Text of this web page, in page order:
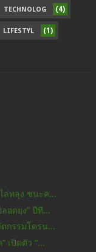
TECHNOLOG (4)
LIFESTYL (1)
ล่ทลุง ชนะค...
อดยุง” ปีที...
กรรมโดรน...
เปิดตัว “...